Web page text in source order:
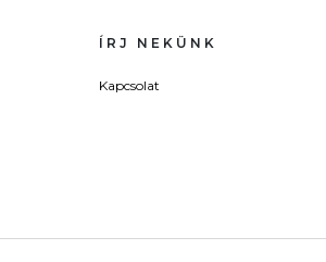
ÍRJ NEKÜNK
Kapcsolat